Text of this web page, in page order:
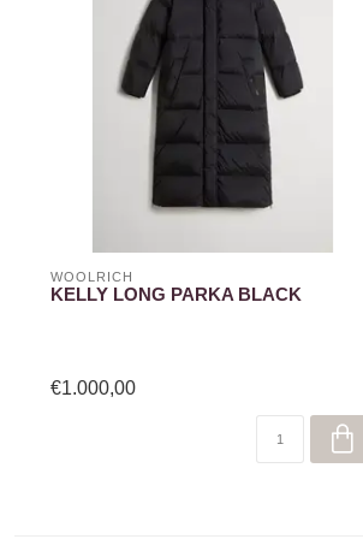
WOOLRICH
KELLY LONG PARKA BLACK
€1.000,00